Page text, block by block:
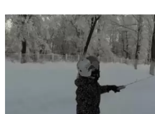
TECNOLOGÍA